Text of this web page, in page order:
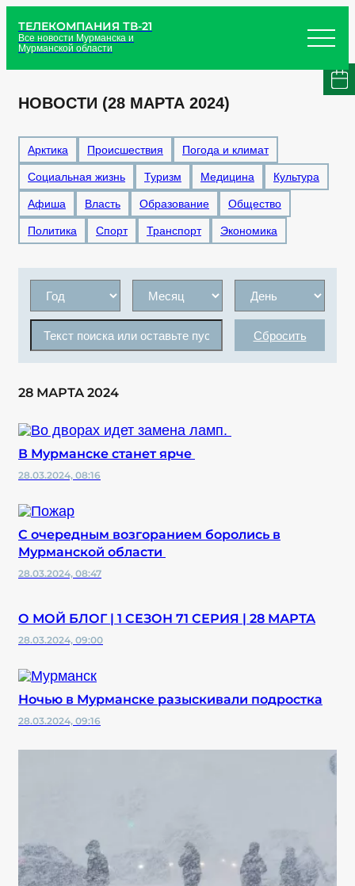
ТЕЛЕКОМПАНИЯ ТВ-21
Все новости Мурманска и
Мурманской области
НОВОСТИ (28 МАРТА 2024)
Арктика Происшествия Погода и климат
Социальная жизнь Туризм Медицина Культура
Афиша Власть Образование Общество
Политика Спорт Транспорт Экономика
Сбросить
28 МАРТА 2024
В Мурманске станет ярче
28.03.2024, 08:16
С очередным возгоранием боролись в
Мурманской области
28.03.2024, 08:47
О МОЙ БЛОГ | 1 СЕЗОН 71 СЕРИЯ | 28 МАРТА
28.03.2024, 09:00
Ночью в Мурманске разыскивали подростка
28.03.2024, 09:16